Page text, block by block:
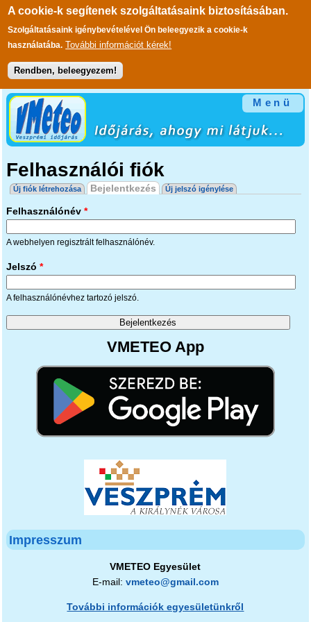
A cookie-k segítenek szolgáltatásaink biztosításában.
Szolgáltatásaink igénybevételével Ön beleegyezik a cookie-k
használatába. További információt kérek!
Rendben, beleegyezem!
Ugrás a tartalomra
Menü
Felhasználói fiók
Elsődleges fülek
Új fiók létrehozása Bejelentkezés (aktív fül)
Új jelszó igénylése
Felhasználónév *
A webhelyen regisztrált felhasználónév.
Jelszó *
A felhasználónévhez tartozó jelszó.
VMETEO App
Impresszum
VMETEO Egyesület
E-mail: vmeteo@gmail.com
További információk egyesületünkről